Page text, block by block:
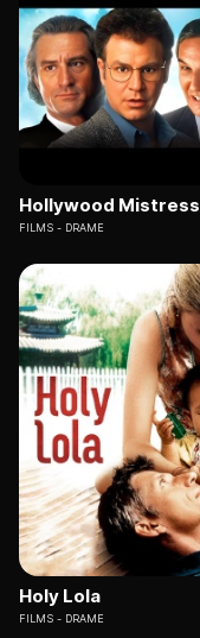
Hollywood Mistress
FILMS DRAME
Holy Lola
FILMS DRAME